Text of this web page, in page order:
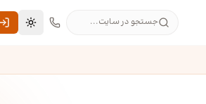
جستجو در سایت... تغییر